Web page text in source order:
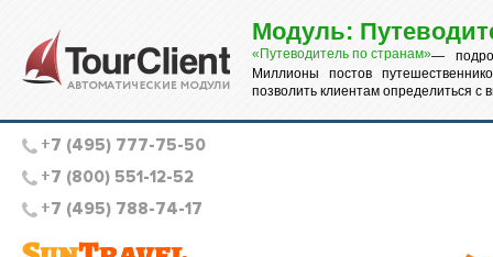
Модуль:
«Путеводитель по странам»—
Миллионы постов
позволить клиентам определиться